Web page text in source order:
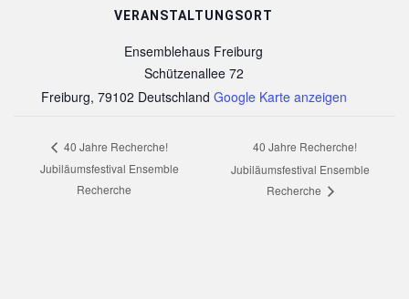
VERANSTALTUNGSORT
Ensemblehaus Freiburg
Schützenallee 72
Freiburg, 79102 Deutschland Google Karte anzeigen
40 Jahre Recherche!
Jubiläumsfestival Ensemble
Recherche
40 Jahre Recherche!
Jubiläumsfestival Ensemble
Recherche